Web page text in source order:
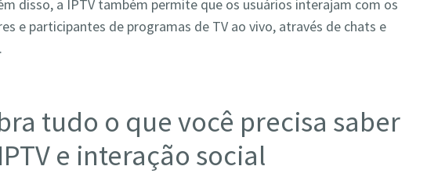
disso, a IPTV também permite que os usuários interajam com os
e participantes de programas de TV ao vivo, através de chats e
tudo o que você precisa saber
e interação social